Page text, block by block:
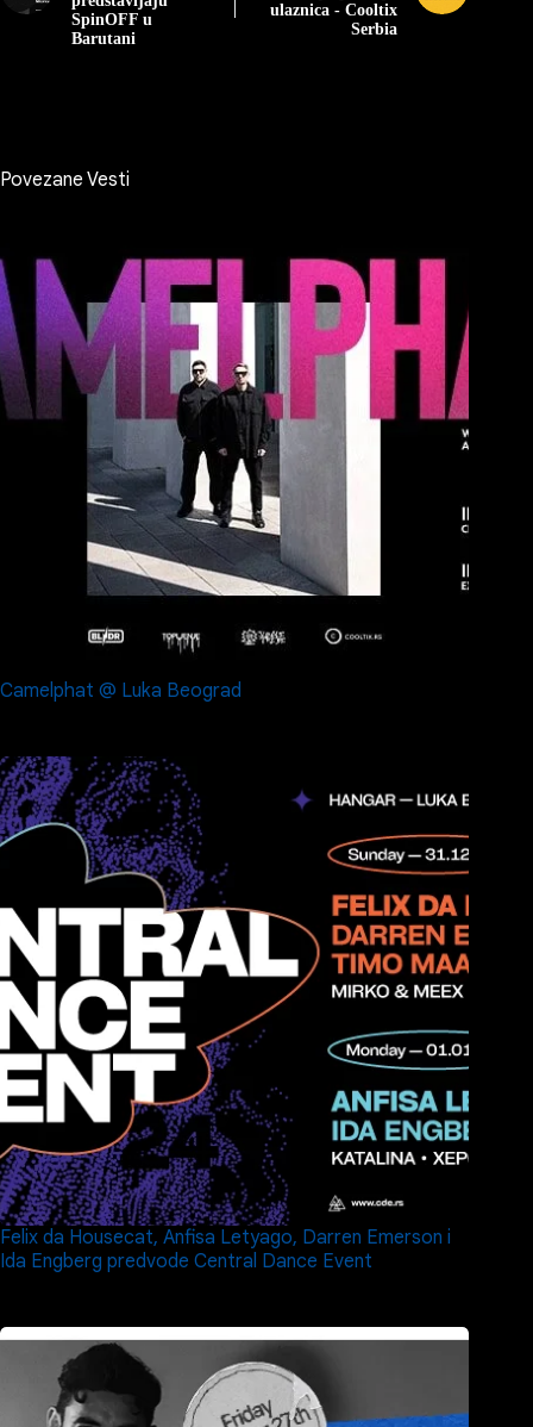
SpinOFF u
Barutani
ulaznica - Cooltix
Serbia
Povezane Vesti
Camelphat @ Luka Beograd
Felix da Housecat, Anfisa Letyago, Darren Emerson i
Ida Engberg predvode Central Dance Event